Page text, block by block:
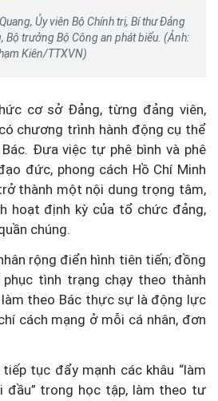
Ủy viên Bộ Chính trị, Bí thư Đảng
Bộ trưởng Bộ Công an phát biểu. (Ảnh:
Kiên/TTXVN)
cơ sở Đảng, từng đảng viên,
chương trình hành động cụ thể
Đưa việc tự phê bình và phê
đức, phong cách Hồ Chí Minh
thành một nội dung trọng tâm,
hoạt định kỳ của tổ chức đảng,
chúng.
rộng điển hình tiên tiến; đồng
tình trạng chạy theo thành
theo Bác thực sự là động lực
cách mạng ở mỗi cá nhân, đơn
tục đẩy mạnh các khâu “làm
đầu” trong học tập, làm theo tư